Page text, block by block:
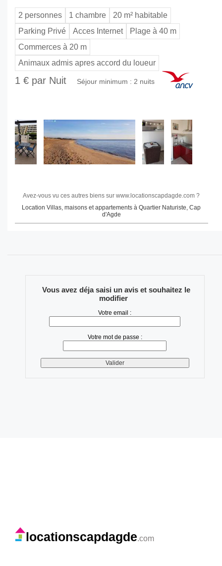
2 personnes 1 chambre
20 m² habitable
Parking Privé
Acces Internet
Plage à 40 m
Commerces à 20 m
Animaux admis apres accord du loueur
1 € par Nuit Séjour minimum : 2 nuits
Avez-vous vu ces autres biens sur www.locationscapdagde.com ?
Location Villas, maisons et appartements à Quartier Naturiste, Cap
d'Agde
Vous avez déja saisi un avis et souhaitez le
modifier
Votre email :
Votre mot de passe :
locationscapdagde.com